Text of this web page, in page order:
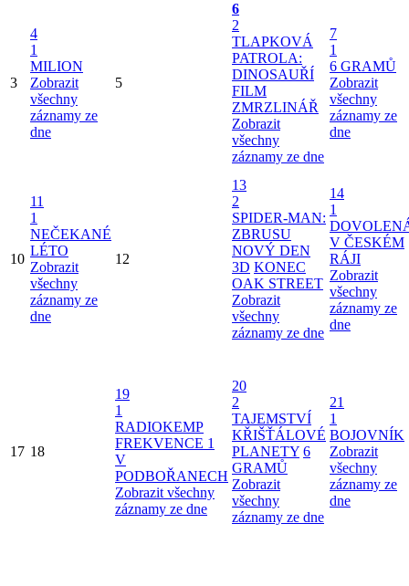
3
4
1
MILION
Zobrazit
všechny
záznamy ze
dne
5
6
2
TLAPKOVÁ
PATROLA:
DINOSAUŘÍ
FILM
ZMRZLINÁŘ
Zobrazit
všechny
záznamy ze dne
7
1
6 GRAMŮ
Zobrazit
všechny
záznamy ze
dne
10
11
1
NEČEKANÉ
LÉTO
Zobrazit
všechny
záznamy ze
dne
12
13
2
SPIDER-MAN:
ZBRUSU
NOVÝ DEN
3D KONEC
OAK STREET
Zobrazit
všechny
záznamy ze dne
14
1
V ČESKÉM
RÁJI
Zobrazit
všechny
záznamy ze
dne
17 18
19
1
RADIOKEMP
FREKVENCE 1
V
PODBOŘANECH
Zobrazit všechny
záznamy ze dne
20
2
TAJEMSTVÍ
KŘIŠŤÁLOVÉ
PLANETY 6
GRAMŮ
Zobrazit
všechny
záznamy ze dne
21
1
BOJOVNÍK
Zobrazit
všechny
záznamy ze
dne